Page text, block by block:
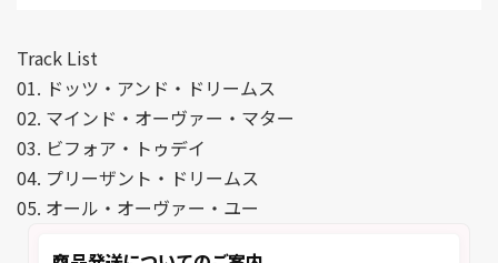
Track List
01. ドッツ・アンド・ドリームス
02. マインド・オーヴァー・マター
03. ビフォア・トゥデイ
04. プリーザント・ドリームス
05. オール・オーヴァー・ユー